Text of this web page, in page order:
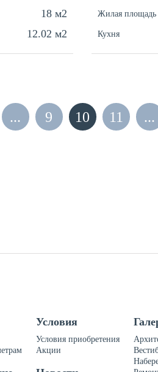
18 м2
12.02 м2
Жилая площадь
Кухня
... 9 10 11 ...
Условия
Условия приобретения
Акции